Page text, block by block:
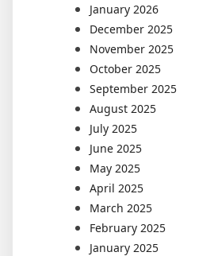
January 2026
December 2025
November 2025
October 2025
September 2025
August 2025
July 2025
June 2025
May 2025
April 2025
March 2025
February 2025
January 2025